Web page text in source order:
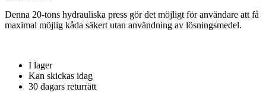
Denna 20-tons hydrauliska press gör det möjligt för användare att få
maximal möjlig kåda säkert utan användning av lösningsmedel.
I lager
Kan skickas idag
30 dagars returrätt